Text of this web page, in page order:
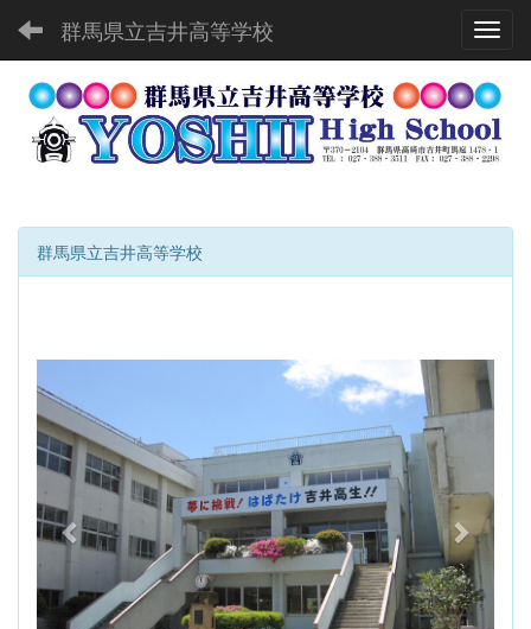
群馬県立吉井高等学校
群馬県立吉井高等学校
v
i
o
u
s
t